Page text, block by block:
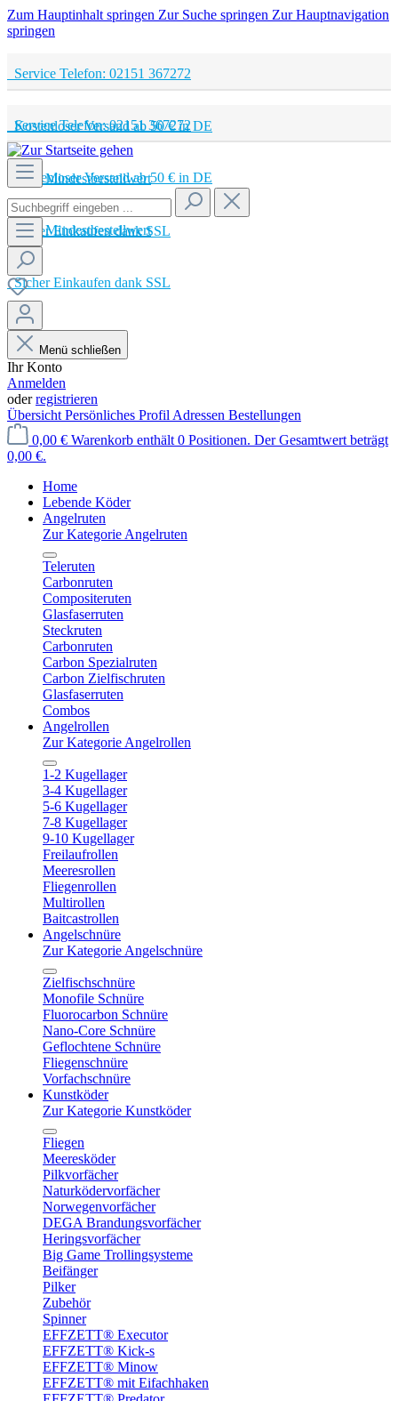
Zum Hauptinhalt springen Zur Suche springen Zur Hauptnavigation
springen
Service Telefon: 02151 367272
Kostenloser Versand ab 50 € in DE
Kein Mindestbestellwert
Sicher Einkaufen dank SSL
Service Telefon: 02151 367272
Kostenloser Versand ab 50 € in DE
Kein Mindestbestellwert
Sicher Einkaufen dank SSL
Menü schließen
Ihr Konto
Anmelden
oderregistrieren
Übersicht Persönliches Profil Adressen Bestellungen
0,00 € Warenkorb enthält 0 Positionen. Der Gesamtwert beträgt
0,00 €.
Home
Lebende Köder
Angelruten
Zur Kategorie Angelruten
Teleruten
Carbonruten
Compositeruten
Glasfaserruten
Steckruten
Carbonruten
Carbon Spezialruten
Carbon Zielfischruten
Glasfaserruten
Combos
Angelrollen
Zur Kategorie Angelrollen
1-2 Kugellager
3-4 Kugellager
5-6 Kugellager
7-8 Kugellager
9-10 Kugellager
Freilaufrollen
Meeresrollen
Fliegenrollen
Multirollen
Baitcastrollen
Angelschnüre
Zur Kategorie Angelschnüre
Zielfischschnüre
Monofile Schnüre
Fluorocarbon Schnüre
Nano-Core Schnüre
Geflochtene Schnüre
Fliegenschnüre
Vorfachschnüre
Kunstköder
Zur Kategorie Kunstköder
Fliegen
Meeresköder
Pilkvorfächer
Naturködervorfächer
Norwegenvorfächer
DEGA Brandungsvorfächer
Heringsvorfächer
Big Game Trollingsysteme
Beifänger
Pilker
Zubehör
Spinner
EFFZETT® Executor
EFFZETT® Kick-s
EFFZETT® Minow
EFFZETT® mit Eifachhaken